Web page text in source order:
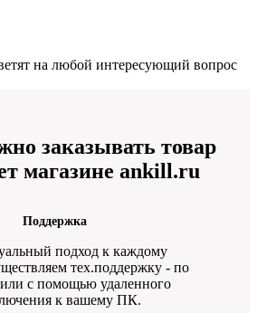
на любой интересующий вопрос
заказывать товар
магазине ankill.ru
Поддержка
подход к каждому
тех.поддержку - по
с помощью удаленного
к вашему ПК.